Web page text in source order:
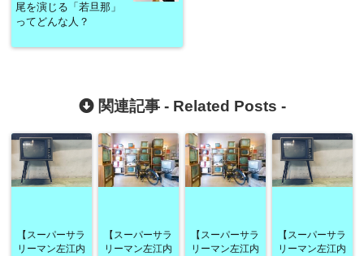
尾を演じる「若旦那」
ってどんな人？
関連記事 - Related Posts -
【スーパーサラ
リーマン左江内
【スーパーサラ
リーマン左江内
【スーパーサラ
リーマン左江内
【スーパーサラ
リーマン左江内